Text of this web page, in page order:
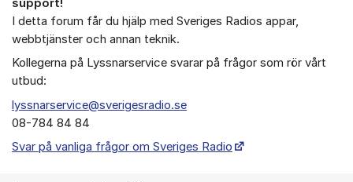
support!
I detta forum får du hjälp med Sveriges Radios appar,
webbtjänster och annan teknik.
Kollegerna på Lyssnarservice svarar på frågor som rör vårt
utbud:
lyssnarservice@sverigesradio.se
08-784 84 84
Svar på vanliga frågor om Sveriges Radio